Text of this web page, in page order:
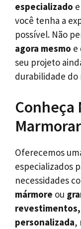
especializado e
você tenha a
possível. Não
agora mesmo e
seu projeto
durabilidade
Conheça
Oferecemos
especializados
necessidades
mármore ou
revestimentos,
personalizada,